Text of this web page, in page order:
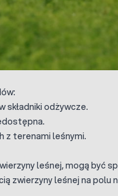
składniki odżywcze.
z terenami leśnymi.
leśnej, mogą być
zwierzyny leśnej na